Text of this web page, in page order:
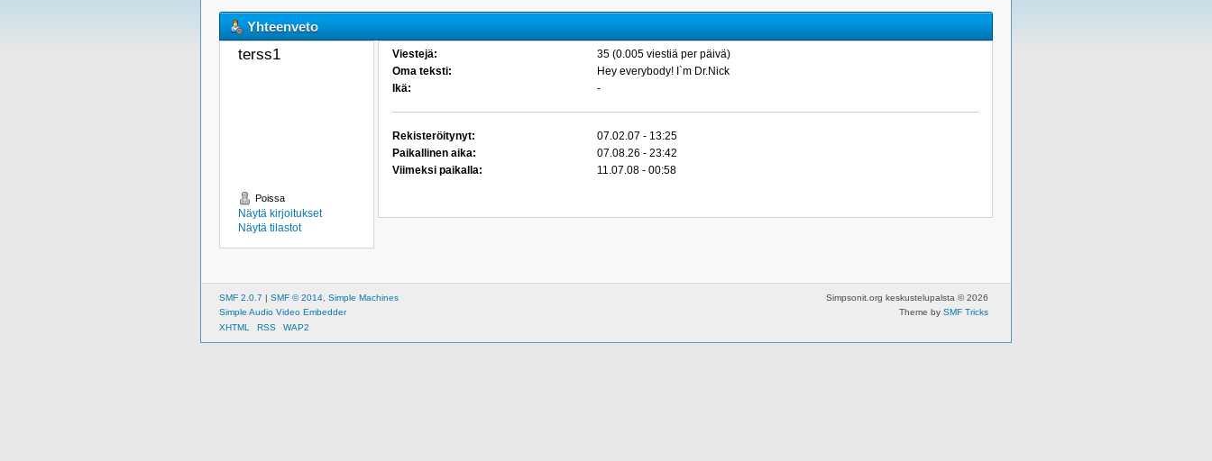
Yhteenveto
terss1
Poissa
Näytä kirjoitukset
Näytä tilastot
Viestejä:
35 (0.005 viestiä per päivä)
Oma teksti:
Hey everybody! I`m Dr.Nick
Ikä:
-
Rekisteröitynyt:
07.02.07 - 13:25
Paikallinen aika:
07.08.26 - 23:42
Viimeksi paikalla:
11.07.08 - 00:58
Simpsonit.org keskustelupalsta © 2026
Theme by SMF Tricks
SMF 2.0.7 | SMF © 2014 Simple Machines
Simple Audio Video Embedder
XHTML
RSS WAP2